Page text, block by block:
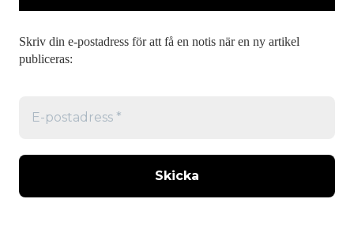
Skriv din e-postadress för att få en notis när en ny artikel
publiceras: